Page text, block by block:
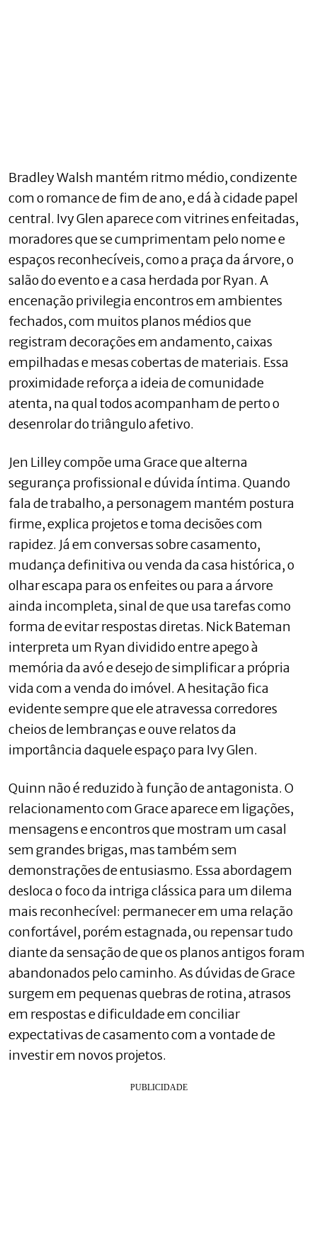
Bradley Walsh mantém ritmo médio, condizente
com o romance de fim de ano, e dá à cidade papel
central. Ivy Glen aparece com vitrines enfeitadas,
moradores que se cumprimentam pelo nome e
espaços reconhecíveis, como a praça da árvore, o
salão do evento e a casa herdada por Ryan. A
encenação privilegia encontros em ambientes
fechados, com muitos planos médios que
registram decorações em andamento, caixas
empilhadas e mesas cobertas de materiais. Essa
proximidade reforça a ideia de comunidade
atenta, na qual todos acompanham de perto o
desenrolar do triângulo afetivo.
Jen Lilley compõe uma Grace que alterna
segurança profissional e dúvida íntima. Quando
fala de trabalho, a personagem mantém postura
firme, explica projetos e toma decisões com
rapidez. Já em conversas sobre casamento,
mudança definitiva ou venda da casa histórica, o
olhar escapa para os enfeites ou para a árvore
ainda incompleta, sinal de que usa tarefas como
forma de evitar respostas diretas. Nick Bateman
interpreta um Ryan dividido entre apego à
memória da avó e desejo de simplificar a própria
vida com a venda do imóvel. A hesitação fica
evidente sempre que ele atravessa corredores
cheios de lembranças e ouve relatos da
importância daquele espaço para Ivy Glen.
Quinn não é reduzido à função de antagonista. O
relacionamento com Grace aparece em ligações,
mensagens e encontros que mostram um casal
sem grandes brigas, mas também sem
demonstrações de entusiasmo. Essa abordagem
desloca o foco da intriga clássica para um dilema
mais reconhecível: permanecer em uma relação
confortável, porém estagnada, ou repensar tudo
diante da sensação de que os planos antigos foram
abandonados pelo caminho. As dúvidas de Grace
surgem em pequenas quebras de rotina, atrasos
em respostas e dificuldade em conciliar
expectativas de casamento com a vontade de
investir em novos projetos.